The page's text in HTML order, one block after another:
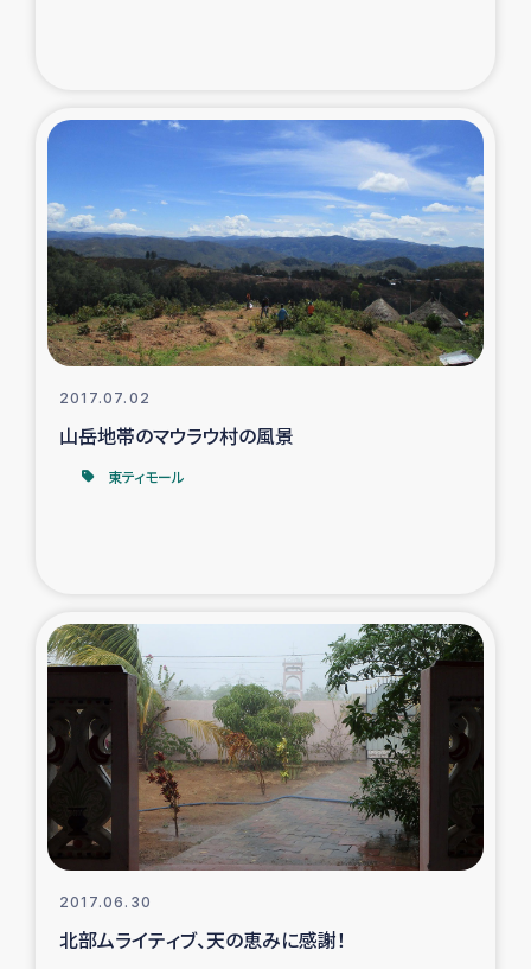
2017.07.02
山岳地帯のマウラウ村の風景
東ティモール
2017.06.30
北部ムライティブ、天の恵みに感謝！